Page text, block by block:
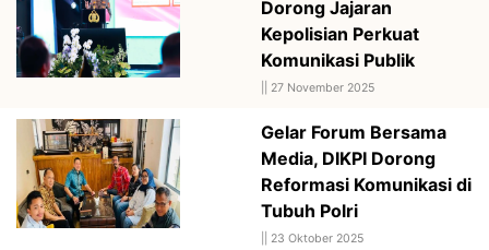
Dorong Jajaran
Kepolisian Perkuat
Komunikasi Publik
27 November 2025
Gelar Forum Bersama
Media, DIKPI Dorong
Reformasi Komunikasi di
Tubuh Polri
23 Oktober 2025